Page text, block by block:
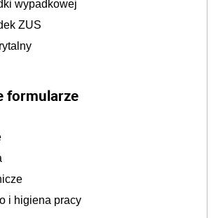
wypadkowej
ZUS
formularze
i higiena pracy